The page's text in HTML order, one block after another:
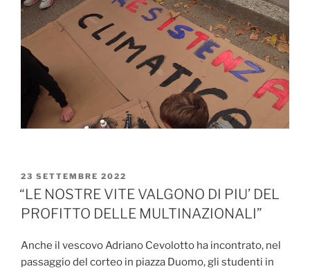
PUBBLICATO
IL
23 SETTEMBRE 2022
“LE NOSTRE VITE VALGONO DI PIU’ DEL
PROFITTO DELLE MULTINAZIONALI”
Anche il vescovo Adriano Cevolotto ha incontrato, nel
passaggio del corteo in piazza Duomo, gli studenti in